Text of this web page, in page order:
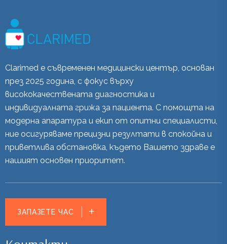
Clarimed е съвременен медицински център, основан
през 2025 година, с фокус върху
висококачествената диагностика и
индивидуалната грижа за пациента. С помощта на
модерна апаратура и екип от опитни специалисти,
ние осигуряваме прецизни резултати в спокойна и
приветлива обстановка, където Вашето здраве е
нашият основен приоритет.
ЗАПАЗЕТЕ ЧАС